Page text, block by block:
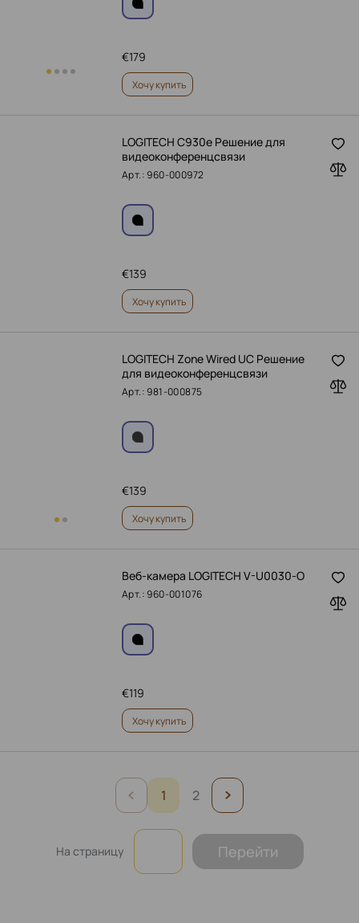
179
€
Хочу купить
LOGITECH C930e Решение для
видеоконференцсвязи
Арт.: 960-000972
139
€
Хочу купить
LOGITECH Zone Wired UC Решение
для видеоконференцсвязи
Арт.: 981-000875
139
€
Хочу купить
Веб-камера LOGITECH V-U0030-O
Арт.: 960-001076
119
€
Хочу купить
1 2
На страницу Перейти